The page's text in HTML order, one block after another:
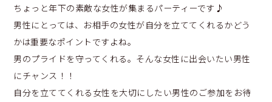
ちょっと年下の素敵な女性が集まるパーティーです♪
男性にとっては、お相手の女性が自分を立ててくれるかどう
かは重要なポイントですよね。
男のプライドを守ってくれる。そんな女性に出会いたい男性
にチャンス！！
自分を立ててくれる女性を大切にしたい男性のご参加をお待